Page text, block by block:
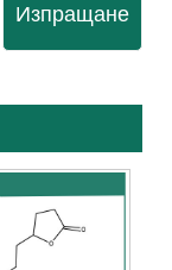
Изпращане